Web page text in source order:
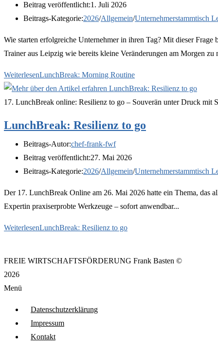
Beitrag veröffentlicht:1. Juli 2026
Beitrags-Kategorie:2026/Allgemein/Unternehmerstammtisch
Wie starten erfolgreiche Unternehmer in ihren Tag? Mit dieser
Trainer aus Leipzig wie bereits kleine Veränderungen am Morgen zu
WeiterlesenLunchBreak: Morning Routine
17. LunchBreak online: Resilienz to go – Souverän unter Druck mit
LunchBreak: Resilienz to go
Beitrags-Autor:chef-frank-fwf
Beitrag veröffentlicht:27. Mai 2026
Beitrags-Kategorie:2026/Allgemein/Unternehmerstammtisch
Der 17. LunchBreak Online am 26. Mai 2026 hatte ein Thema, das
Expertin praxiserprobte Werkzeuge – sofort anwendbar...
WeiterlesenLunchBreak: Resilienz to go
FREIE WIRTSCHAFTSFÖRDERUNG Frank Basten ©
2026
Menü
Datenschutzerklärung
Impressum
Kontakt